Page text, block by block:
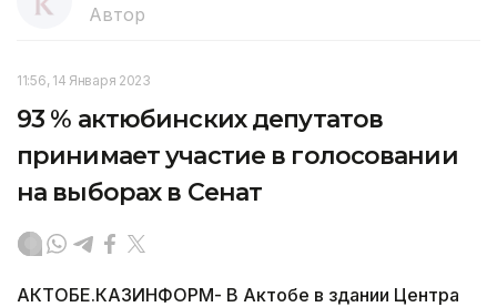
Автор
11:56, 14 Января 2023
93 % актюбинских депутатов
принимает участие в голосовании
на выборах в Сенат
АКТОБЕ.КАЗИНФОРМ- В Актобе в здании Центра